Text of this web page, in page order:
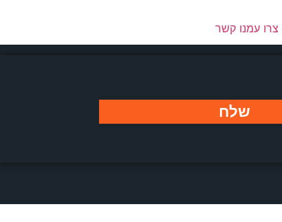
צרו עמנו קשר
שלח